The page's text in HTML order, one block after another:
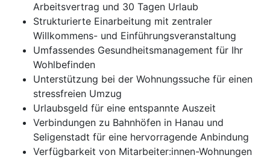
Arbeitsvertrag und 30 Tagen Urlaub
Strukturierte Einarbeitung mit zentraler
Willkommens- und Einführungsveranstaltung
Umfassendes Gesundheitsmanagement für Ihr
Wohlbefinden
Unterstützung bei der Wohnungssuche für einen
stressfreien Umzug
Urlaubsgeld für eine entspannte Auszeit
Verbindungen zu Bahnhöfen in Hanau und
Seligenstadt für eine hervorragende Anbindung
Verfügbarkeit von Mitarbeiter:innen-Wohnungen